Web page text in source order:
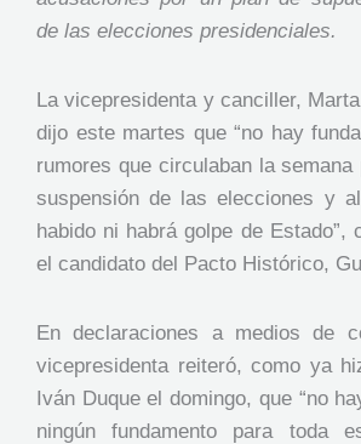
de las elecciones presidenciales.
La vicepresidenta y canciller,
dijo este martes que “no hay
rumores que circulaban la
suspensión de las elecciones y
habido ni habrá golpe de Estado”,
el candidato del Pacto Histórico,
En declaraciones a medios de
vicepresidenta reiteró, como ya
Iván Duque el domingo, que “no
ningún fundamento para toda